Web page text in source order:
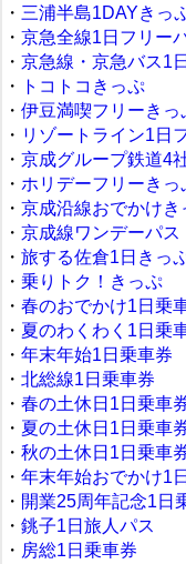
・ 三浦半島1DAYきっ
・ 京急全線1日フリー
・ 京急線・京急バス1
・
トコトコきっぷ
・ 伊豆満喫フリーきっ
・ リゾートライン1日
・ 京成グループ鉄道4
・ ホリデーフリーきっ
・ 京成沿線おでかけき
・ 京成線ワンデーパス
・ 旅する佐倉1日きっ
・ 乗りトク！きっぷ
・ 春のおでかけ1日乗
・ 夏のわくわく1日乗
・ 年末年始1日乗車券
・ 北総線1日乗車券
・ 春の土休日1日乗車
・ 夏の土休日1日乗車
・ 秋の土休日1日乗車
・ 年末年始おでかけ1
・ 開業25周年記念1日
・ 銚子1日旅人パス
・ 房総1日乗車券